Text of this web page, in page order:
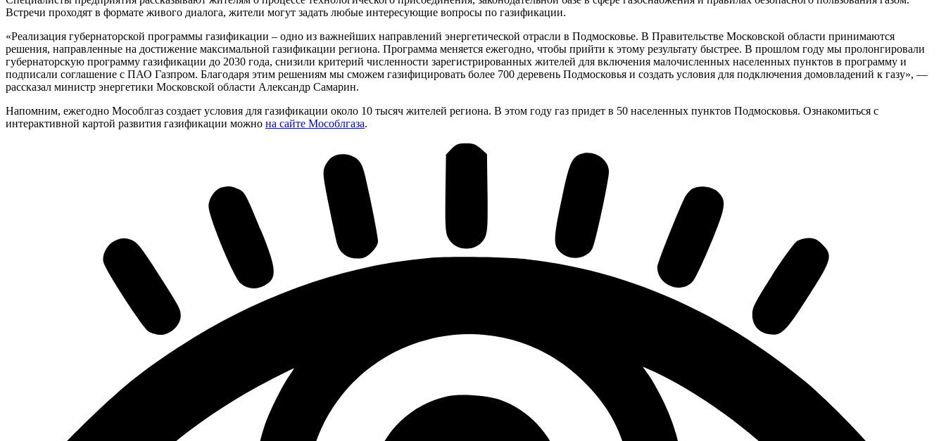
Встречи проходят в формате живого диалога, жители могут задать любые интересующие вопросы по газификации.
«Реализация губернаторской программы газификации – одно из важнейших направлений энергетической отрасли в Подмосковье. В Правительстве Московской области принимаются
решения, направленные на достижение максимальной газификации региона. Программа меняется ежегодно, чтобы прийти к этому результату быстрее. В прошлом году мы пролонгировали
губернаторскую программу газификации до 2030 года, снизили критерий численности зарегистрированных жителей для включения малочисленных населенных пунктов в программу и
подписали соглашение с ПАО Газпром. Благодаря этим решениям мы сможем газифицировать более 700 деревень Подмосковья и создать условия для подключения домовладений к газу», —
рассказал министр энергетики Московской области Александр Самарин.
Напомним, ежегодно Мособлгаз создает условия для газификации около 10 тысяч жителей региона. В этом году газ придет в 50 населенных пунктов Подмосковья. Ознакомиться с
интерактивной картой развития газификации можно на сайте Мособлгаза.